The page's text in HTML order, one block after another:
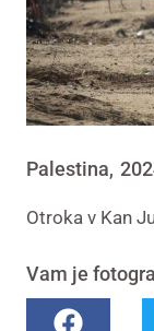
Palestina,
Otroka v Kan
Vam je